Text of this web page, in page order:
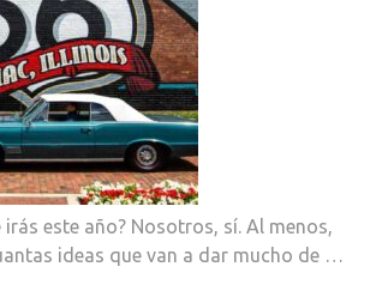
irás este año? Nosotros, sí. Al menos,
ideas que van a dar mucho de …